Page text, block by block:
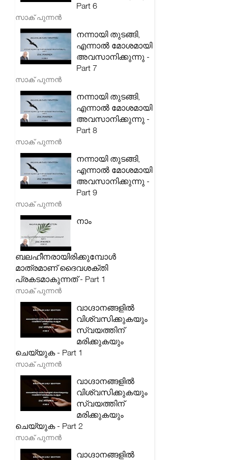
Part 6
സാക് പുന്നൻ
നന്നായി തുടങ്ങി,
എന്നാൽ മോശമായി
അവസാനിക്കുന്നു -
Part 7
സാക് പുന്നൻ
നന്നായി തുടങ്ങി,
എന്നാൽ മോശമായി
അവസാനിക്കുന്നു -
Part 8
സാക് പുന്നൻ
നന്നായി തുടങ്ങി,
എന്നാൽ മോശമായി
അവസാനിക്കുന്നു -
Part 9
സാക് പുന്നൻ
നാം
ബലഹീനരായിരിക്കുമ്പോൾ
മാത്രമാണ് ദൈവശക്തി
പ്രകടമാകുന്നത് - Part 1
സാക് പുന്നൻ
വാഗ്ദാനങ്ങളിൽ
വിശ്വസിക്കുകയും
സ്വയത്തിന്
മരിക്കുകയും
ചെയ്യുക - Part 1
സാക് പുന്നൻ
വാഗ്ദാനങ്ങളിൽ
വിശ്വസിക്കുകയും
സ്വയത്തിന്
മരിക്കുകയും
ചെയ്യുക - Part 2
സാക് പുന്നൻ
വാഗ്ദാനങ്ങളിൽ